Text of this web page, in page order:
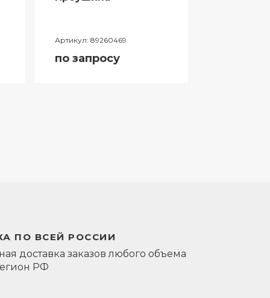
Артикул: 89260469
по запросу
ПО ВСЕЙ РОССИИ
доставка заказов любого объема
РФ